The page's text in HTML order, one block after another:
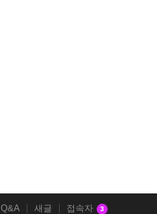
Q&A 새글 접속자 3